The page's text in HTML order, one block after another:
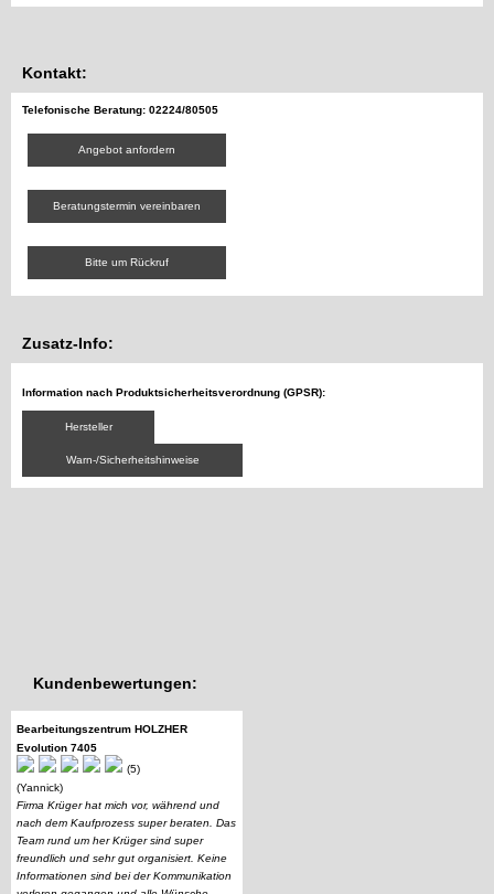
Kontakt:
Telefonische Beratung: 02224/80505
Angebot anfordern
Beratungstermin vereinbaren
Bitte um Rückruf
Zusatz-Info:
Information nach Produktsicherheitsverordnung (GPSR):
Hersteller
Warn-/Sicherheitshinweise
Kundenbewertungen:
Bearbeitungszentrum HOLZHER
Evolution 7405
(5)
(Yannick)
Firma Krüger hat mich vor, während und
nach dem Kaufprozess super beraten. Das
Team rund um her Krüger sind super
freundlich und sehr gut organisiert. Keine
Informationen sind bei der Kommunikation